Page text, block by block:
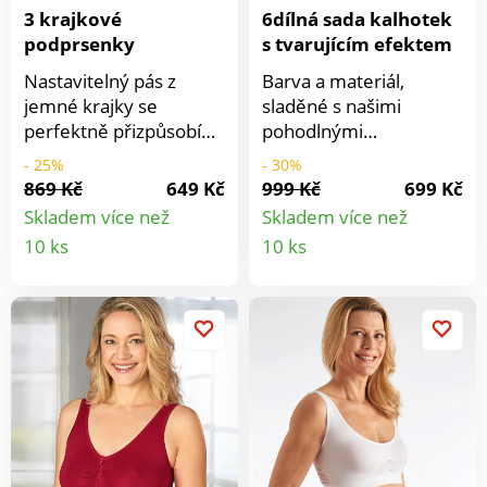
zesílením. Sada 2 ks.
Lze prát při 30 °C.
3 krajkové
podprsenky
Nastavitelný pás z
jemné krajky se
perfektně přizpůsobí
obvodu Vašeho
hrudníku, zajistí
optimální držení a
vytvoří svůdný dekolt.
Žádné bolesti zad,
žádné otlaky - jen
skvělý pocit během
nošení!
- 25%
869 Kč
649 Kč
Skladem více než
10 ks
6dílná sada kalhotek
s tvarujícím efektem
Barva a materiál,
sladěné s našimi
pohodlnými
podprsenkami: měkké
kalhotky s extra
vysokým pasem, který
jemně tvaruje a
vykouzlí tenký pas - bez
vyhrnutí. Využijte
senzační ceny! Sada
obsahuje náhodný mix
- 30%
999 Kč
699 Kč
Skladem více než
10 ks